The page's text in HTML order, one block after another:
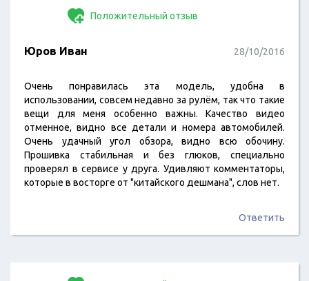
Положительный отзыв
Юров Иван 28/10/2016
Очень понравилась эта модель, удобна в
использовании, совсем недавно за рулём, так что такие
вещи для меня особенно важны. Качество видео
отменное, видно все детали и номера автомобилей.
Очень удачный угол обзора, видно всю обочину.
Прошивка стабильная и без глюков, специально
проверял в сервисе у друга. Удивляют комментаторы,
которые в восторге от "китайского дешмана", слов нет.
Ответить